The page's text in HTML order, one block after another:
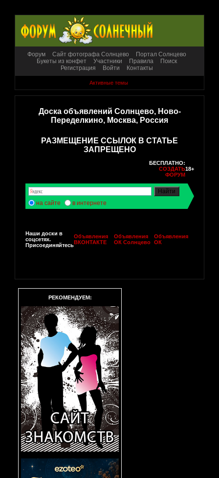
Форум Сайт фотографа Солнцево
Портал Солнцево
Букеты из конфет
Участники Правила
Поиск
Регистрация
Войти Контакты
Активные темы
Доска объявлений Солнцево, Ново-
Переделкино, Москва, Россия
РАЗМЕЩЕНИЕ ССЫЛОК В СТАТЬЕ
ЗАПРЕЩЕНО
БЕСПЛАТНО:
СОЗДАТЬ
ФОРУМ
18+
на сайте в интернете
Наши доски в
соцсетях.
Присоединяйтесь
Объявления
ВКОНТАКТЕ
Объявления
ОК Солнцево
Объявления
ОК
РЕКОМЕНДУЕМ: